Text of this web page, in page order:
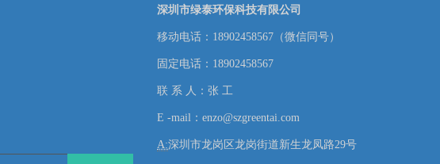
深圳市绿泰环保科技有限公司
移动电话：18902458567（微信同号）
固定电话：18902458567
联 系 人：张 工
E -mail：enzo@szgreentai.com
A:深圳市龙岗区龙岗街道新生龙凤路29号